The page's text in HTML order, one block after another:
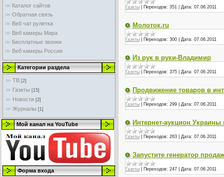
Каталог сайтов
Обратная связь
Веб чат рулетка
Веб камеры Мира
Бесплатные звонки
Веб камеры России
Категории раздела
ТВ [2]
Газеты [15]
Новости [2]
Журналы [1]
Мой канал на YouTube
Форма входа
Газеты Переходов: 351 Дата: 07.06.2011
Молоток.ru
Газеты Переходов: 300 Дата: 07.06.2011
Из рук в руки-Владимир
Газеты Переходов: 375 Дата: 07.06.2011
Продвижение товаров в
Газеты Переходов: 299 Дата: 07.06.2011
Интернет-аукцион
Газеты Переходов: 263 Дата: 07.06.2011
Запустите генератор
Газеты Переходов: 247 Дата: 07.06.2011